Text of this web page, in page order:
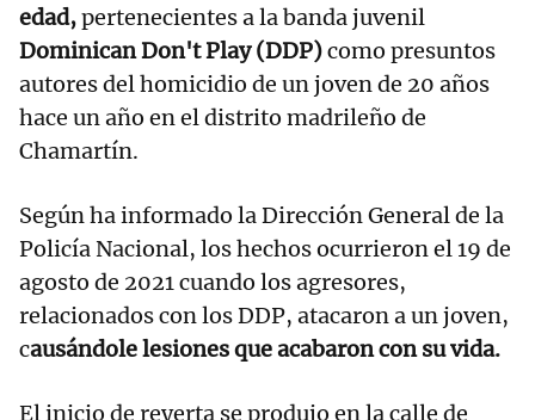
edad,pertenecientes a la banda juvenil
Dominican Don't Play (DDP)como presuntos
autores del homicidio de un joven de 20 años
hace un año en el distrito madrileño de
Chamartín.
Según ha informado la Dirección General de la
Policía Nacional, los hechos ocurrieron el 19 de
agosto de 2021 cuando los agresores,
relacionados con los DDP, atacaron a un joven,
causándole lesiones que acabaron con su vida.
El inicio de reyerta se produjo en la calle de